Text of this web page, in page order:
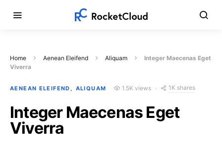
Home Aenean Eleifend Aliquam
Integer Maecenas Eget
Viverra
AENEAN ELEIFEND ALIQUAM 1.5K views 1K shares
Integer Maecenas Eget
Viverra